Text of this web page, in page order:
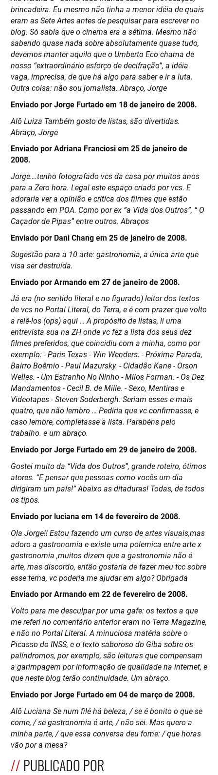
brincadeira. Eu mesmo não tinha a menor idéia de quais
eram as Sete Artes antes de pesquisar para escrever no
blog. Só sabia que o cinema era a sétima. Mesmo não
sabendo quase nada sobre absolutamente quase tudo,
devemos manter aquilo que o Umberto Eco chama de
nosso “extraordinário esforço de decifração”, a idéia
vaga, imprecisa, de que há algo para saber e ir a luta.
Outra coisa: não sou jornalista. Abraço, Jorge
Enviado por Jorge Furtado em 18 de janeiro de 2008.
Alô Luiza Também gosto de listas, são divertidas.
Abraço, Jorge
Enviado por Adriana Franciosi em 25 de janeiro de
2008.
Jorge….tenho fotografado vcs da casa por muitos anos
para a Zero hora. Legal este espaço criado por vcs. E
adoraria ver a opinião e crítica dos filmes que estão
passando em POA. Como por ex “a Vida dos Outros”, “ O
Caçador de Pipas” entre outros. Abraços
Enviado por Dani Chang em 25 de janeiro de 2008.
Sugestão para a 10 arte: gastronomia, a única arte que
visa ser destruída.
Enviado por Armando em 27 de janeiro de 2008.
Já era (no sentido literal e no figurado) leitor dos textos
de vcs no Portal Literal, do Terra, e é com prazer que volto
a relê-los (ops) aqui … A propósito de listas, li uma
entrevista sua na ZH onde vc fez a lista dos seus dez
filmes preferidos, que coincidiu com a minha, como por
exemplo: - Paris Texas - Win Wenders. - Próxima Parada,
Bairro Boêmio - Paul Mazursky. - Cidadão Kane - Orson
Welles. - Um Estranho No Ninho - Milos Forman. - Os Dez
Mandamentos - Cecil B. de Mille. - Sexo, Mentiras e
Videotapes - Steven Soderbergh. Seriam esses e mais
quatro, que não lembro … Pediria que vc confirmasse, e
caso lembre, completasse a lista. Parabéns pelo
trabalho. e um abraço.
Enviado por Jorge Furtado em 29 de janeiro de 2008.
Gostei muito da “Vida dos Outros”, grande roteiro, ótimos
atores. “E pensar que pessoas como vocês um dia
dirigiram um país!” Abaixo as ditaduras! Todas, de todos
os tipos.
Enviado por luciana em 14 de fevereiro de 2008.
Ola Jorge!! Estou fazendo um curso de artes visuais,mas
adoro a gastronomia e existe uma polemica entre arte x
gastronomia ,muitos dizem que a gastronomia não é
arte, mas discordo, então gostaria de fazer meu tcc sobre
esse tema, vc poderia me ajudar em algo? Obrigada
Enviado por Armando em 22 de fevereiro de 2008.
Volto para me desculpar por uma gafe: os textos a que
me referi no comentário anterior eram no Terra Magazine,
e não no Portal Literal. A minuciosa matéria sobre o
Picasso do INSS, e o texto saboroso do Giba sobre os
palíndromos, por exemplo, são leituras que compensam
a garimpagem por informação de qualidade na internet, e
que neste blog terão continuidade. Um abraço.
Enviado por Jorge Furtado em 04 de março de 2008.
Alô Luciana Se num filé há beleza, / se é bonito o que se
come, / se gastronomia é arte, / não sei. Mas quero a
minha parte, / que essa conversa deu fome: / que horas
vão por a mesa?
PUBLICADO POR